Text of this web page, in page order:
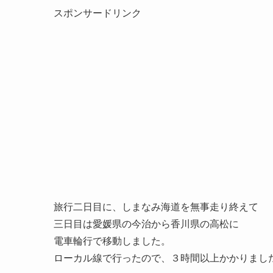
スポンサードリンク
旅行二日目に、しまなみ海道を無事走り終えて
三日目は愛媛県の今治から香川県の高松に
電車輪行で移動しました。
ローカル線で行ったので、３時間以上かかりまし